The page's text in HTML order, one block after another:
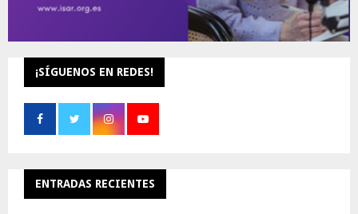
¡SÍGUENOS EN REDES!
ENTRADAS RECIENTES